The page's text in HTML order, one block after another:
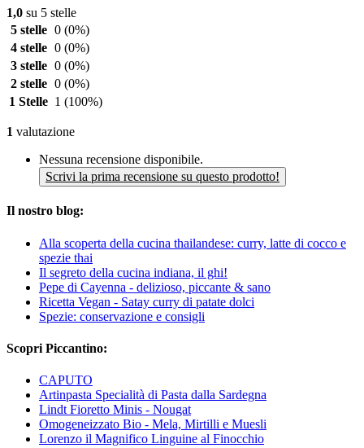
1,0 su 5 stelle
5 stelle 0 (0%)
4 stelle 0 (0%)
3 stelle 0 (0%)
2 stelle 0 (0%)
1 Stelle 1 (100%)
1 valutazione
Nessuna recensione disponibile.
Scrivi la prima recensione su questo prodotto!
Il nostro blog:
Alla scoperta della cucina thailandese: curry, latte di cocco e
spezie thai
Il segreto della cucina indiana, il ghi!
Pepe di Cayenna - delizioso, piccante & sano
Ricetta Vegan - Satay curry di patate dolci
Spezie: conservazione e consigli
Scopri Piccantino:
CAPUTO
Artinpasta Specialità di Pasta dalla Sardegna
Lindt Fioretto Minis - Nougat
Omogeneizzato Bio - Mela, Mirtilli e Muesli
Lorenzo il Magnifico Linguine al Finocchio